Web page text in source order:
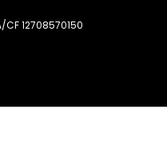
CF 12708570150